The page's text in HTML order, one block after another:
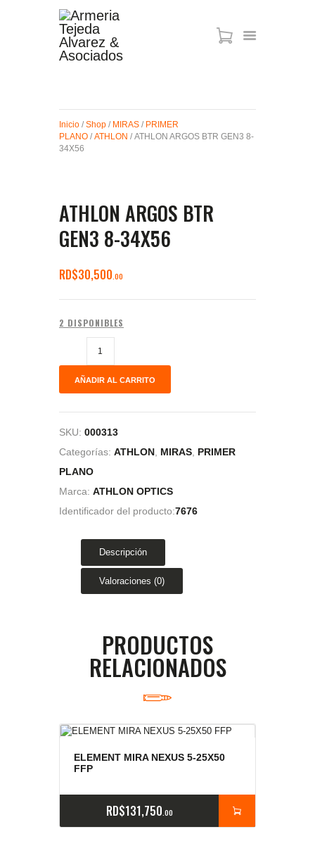
MIRAS
MUNICIONES
SABER TACTICAL
Inicio / Shop / MIRAS / PRIMER
PLANO / ATHLON / ATHLON ARGOS BTR GEN3 8-
34X56
ATHLON ARGOS BTR
GEN3 8-34X56
RD$30,500 00
2 DISPONIBLES
AÑADIR AL CARRITO
SKU: 000313
Categorías: ATHLON, MIRAS, PRIMER
PLANO
Marca: ATHLON OPTICS
Identificador del producto:7676
Descripción
Valoraciones (0)
PRODUCTOS
RELACIONADOS
ELEMENT MIRA NEXUS 5-25X50
FFP
RD$131,750 00